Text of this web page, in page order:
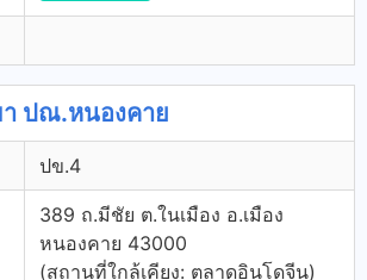
ปณ.หนองคาย
ปข.4
389 ถ.มีชัย ต.ในเมือง อ.เมือง
หนองคาย 43000
(สถานที่ใกล้เคียง: ตลาดอินโดจีน)